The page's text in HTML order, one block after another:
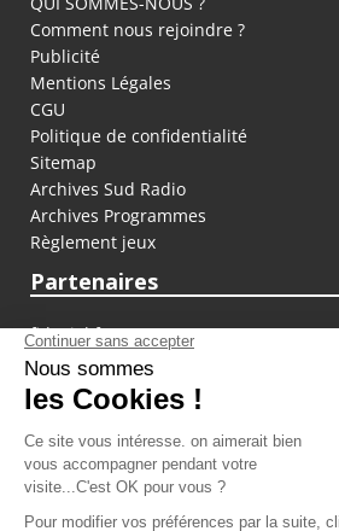
Comment nous rejoindre ?
Publicité
Mentions Légales
CGU
Politique de confidentialité
Sitemap
Archives Sud Radio
Archives Programmes
Règlement jeux
Partenaires
fiducial.fr
lyoncapitale.fr
olympique-et-lyonnais.com
L'application Iphone /
Téléchargez